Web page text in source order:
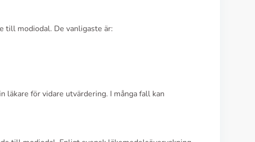
till modiodal. De vanligaste är:
för vidare utvärdering. I många fall kan